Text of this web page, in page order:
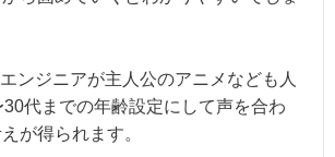
ンジニアが主人公のアニメなども人
代までの年齢設定にして声を合わ
が得られます。